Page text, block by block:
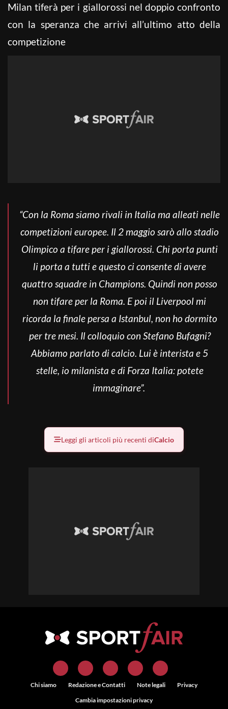
Milan tiferà per i giallorossi nel doppio confronto
con la speranza che arrivi all’ultimo atto della
competizione
“Con la Roma siamo rivali in Italia ma alleati nelle
competizioni europee. Il 2 maggio sarò allo stadio
Olimpico a tifare per i giallorossi. Chi porta punti
li porta a tutti e questo ci consente di avere
quattro squadre in Champions. Quindi non posso
non tifare per la Roma. E poi il Liverpool mi
ricorda la finale persa a Istanbul, non ho dormito
per tre mesi. Il colloquio con Stefano Bufagni?
Abbiamo parlato di calcio. Lui è interista e 5
stelle, io milanista e di Forza Italia: potete
immaginare”.
Leggi gli articoli più recenti diCalcio
Chi siamo Redazione e Contatti Note legali
Privacy
Cambia impostazioni privacy